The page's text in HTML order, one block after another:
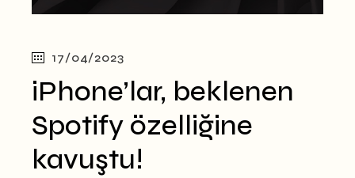
17/04/2023
iPhone’lar, beklenen
Spotify özelliğine
kavuştu!